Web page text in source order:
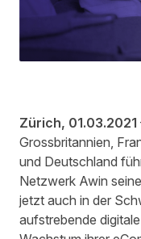
Zürich, 01.03.2021
Grossbritannien,
und Deutschland
Netzwerk Awin
jetzt auch in der
aufstrebende